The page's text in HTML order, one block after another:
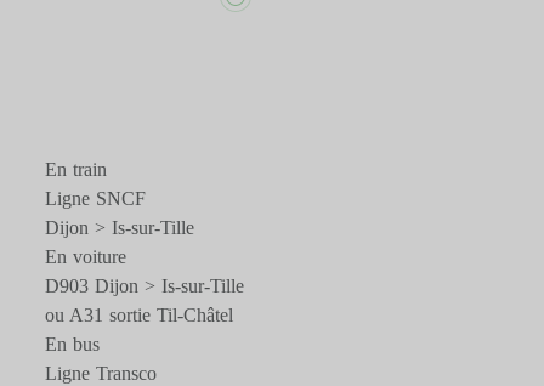
En train
Ligne SNCF
Dijon > Is-sur-Tille
En voiture
D903 Dijon > Is-sur-Tille
ou A31 sortie Til-Châtel
En bus
Ligne Transco